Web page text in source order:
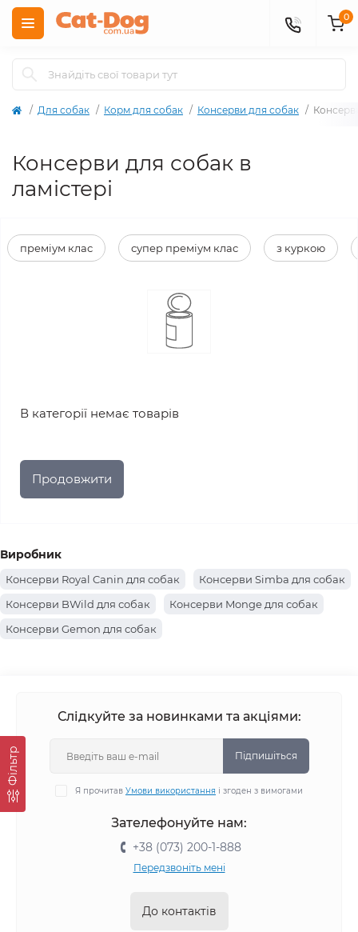
0
Для собак Корм для собак Консерви для собак
Консерви для собак в
ламістері
Фiльтр
преміум клас супер преміум клас з куркою
В категорії немає товарів
Продовжити
Виробник
Консерви Royal Canin для собак
Консерви Simba для собак
Консерви BWild для собак
Консерви Monge для собак
Консерви Gemon для собак
Слідкуйте за новинками та акціями:
Підпишіться
Я прочитав Умови використання і згоден з вимогами
Зателефонуйте нам:
+38 (073) 200-1-888
Передзвоніть мені
До контактів